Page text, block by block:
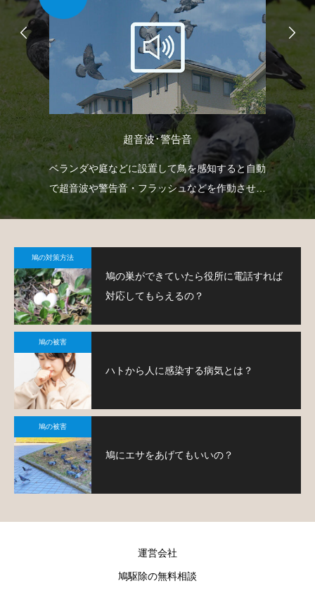
超音波･警告音
ベランダや庭などに設置して鳥を感知すると自動
で超音波や警告音・フラッシュなどを作動させて
鳩の侵入を防ぐという装置です。
鳩の対策方法
鳩の巣ができていたら役所に電話すれば
対応してもらえるの？
鳩の被害
ハトから人に感染する病気とは？
鳩の被害
鳩にエサをあげてもいいの？
運営会社
鳩駆除の無料相談